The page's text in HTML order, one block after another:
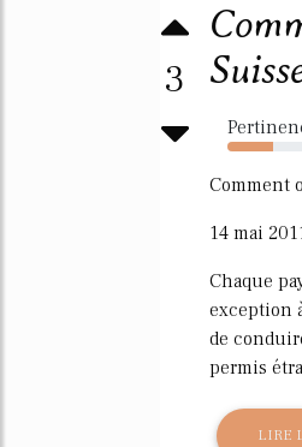
3
54%
Comment
14 mai
Chaque
exception
de
permis
LIRE